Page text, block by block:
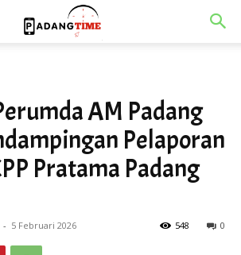
AM Padang
Pelaporan
Pratama Padang
- 5 Februari 2026 0
548